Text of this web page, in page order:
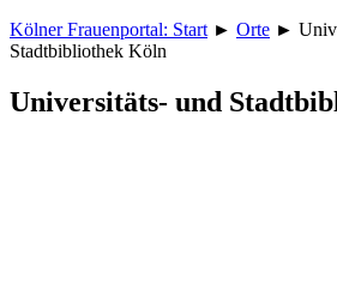
Kölner Frauenportal: Start ► Orte ►
Stadtbibliothek Köln
Universitäts- und